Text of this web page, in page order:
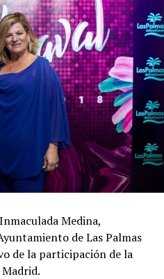
Medina,
de Las Palmas
de la participación de la